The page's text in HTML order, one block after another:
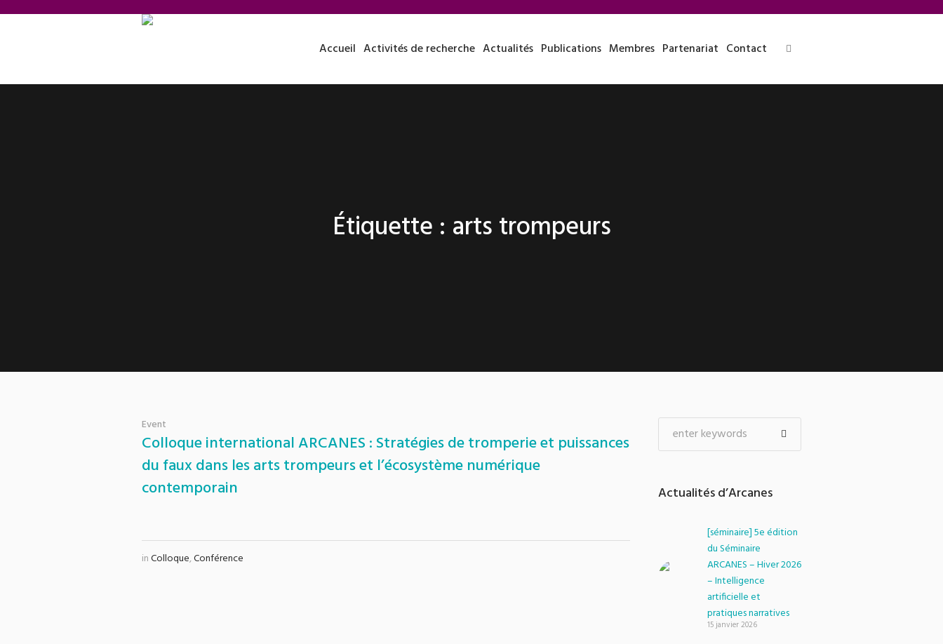
Accueil Activités de recherche Actualités Publications Membres Partenariat Contact
Étiquette : arts trompeurs
Event
Colloque international ARCANES : Stratégies de tromperie et puissances
du faux dans les arts trompeurs et l’écosystème numérique
contemporain
inColloque,Conférence
Actualités d’Arcanes
[séminaire] 5e édition
du Séminaire
ARCANES – Hiver 2026
– Intelligence
artificielle et
pratiques narratives
15 janvier 2026